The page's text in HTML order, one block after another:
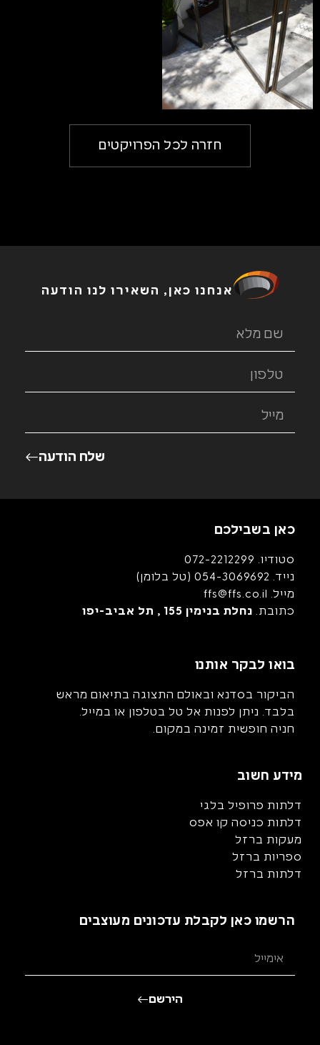
חזרה לכל הפרויקטים
אנחנו כאן, השאירו לנו הודעה
שלח הודעה
כאן בשבילכם
סטודיו.
072-2212299
נייד.
054-3069692 (טל בלומן)
מייל. ffs@ffs.co.il
כתובת. נחלת בנימין 155 , תל אביב-יפו
בואו לבקר אותנו
הביקור בסדנא ובאולם התצוגה בתיאום מראש
בלבד. ניתן לפנות אל טל בטלפון או במייל.
חניה חופשית זמינה במקום.
מידע חשוב
דלתות פרופיל בלגי
דלתות כניסה קו אפס
מעקות ברזל
ספריות ברזל
דלתות ברזל
הרשמו כאן לקבלת עדכונים מעוצבים
הירשם